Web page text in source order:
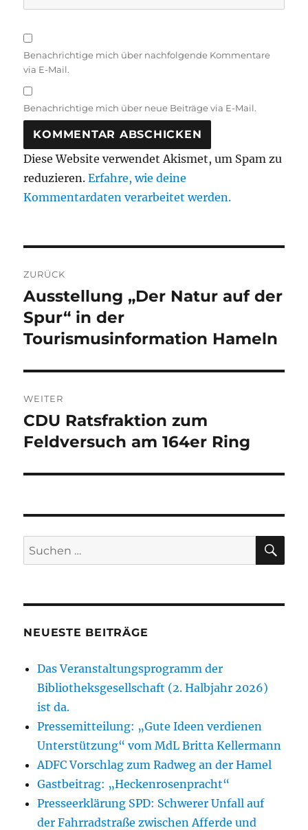
Benachrichtige mich über nachfolgende Kommentare
via E-Mail.
Benachrichtige mich über neue Beiträge via E-Mail.
Diese Website verwendet Akismet, um Spam zu
reduzieren.Erfahre, wie deine
Kommentardaten verarbeitet werden.
ZURÜCK
Vorheriger
Beitrag:
Ausstellung „Der Natur auf der
Spur“ in der
Tourismusinformation Hameln
WEITER
Nächster
Beitrag:
CDU Ratsfraktion zum
Feldversuch am 164er Ring
Suchen
nach:
NEUESTE BEITRÄGE
Das Veranstaltungsprogramm der
Bibliotheksgesellschaft (2. Halbjahr 2026)
ist da.
Pressemitteilung: „Gute Ideen verdienen
Unterstützung“ vom MdL Britta Kellermann
ADFC Vorschlag zum Radweg an der Hamel
Gastbeitrag: „Heckenrosenpracht“
Presseerklärung SPD: Schwerer Unfall auf
der Fahrradstraße zwischen Afferde und